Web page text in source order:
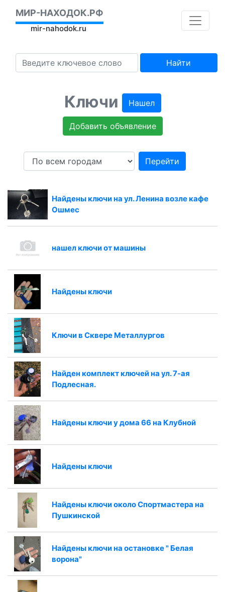
МИР-НАХОДОК.РФ
mir-nahodok.ru
Найти
Ключи Нашел
Добавить объявление
Перейти
Найдены ключи на ул. Ленина возле кафе
Ошмес
нашел ключи от машины
Найдены ключи
Ключи в Сквере Металлургов
Найден комплект ключей на ул. 7-ая
Подлесная.
Найдены ключи у дома 66 на Клубной
Найдены ключи
Найдены ключи около Спортмастера на
Пушкинской
Найдены ключи на остановке " Белая
ворона"